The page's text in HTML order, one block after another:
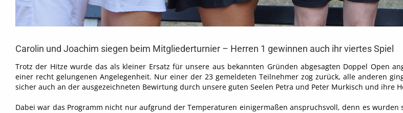
Carolin und Joachim siegen beim Mitgliederturnier – Herren 1 gewinnen auch ihr viertes Spiel
Trotz der Hitze wurde das als kleiner Ersatz für unsere aus bekannten Gründen abgesagten Doppel Open
einer recht gelungenen Angelegenheit. Nur einer der 23 gemeldeten Teilnehmer zog zurück, alle anderen
sicher auch an der ausgezeichneten Bewirtung durch unsere guten Seelen Petra und Peter Murkisch und ihre
Dabei war das Programm nicht nur aufgrund der Temperaturen einigermaßen anspruchsvoll, denn es